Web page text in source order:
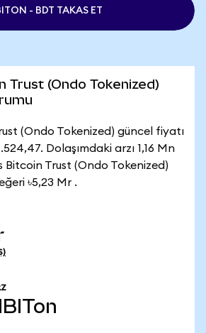
- BDT TAKAS ET
Trust (Ondo Tokenized)
(Ondo Tokenized) güncel fiyatı
Dolaşımdaki arzı 1,16 Mn
Bitcoin Trust (Ondo Tokenized)
৳5,23 Mr .
IBITon